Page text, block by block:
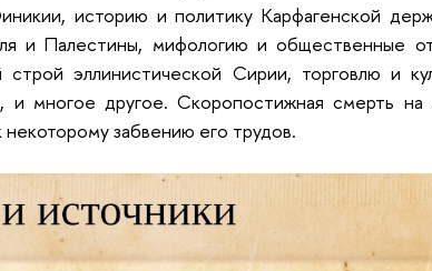
историю и политику Карфагенской
и Палестины, мифологию и общественные
эллинистической Сирии, торговлю и
и многое другое. Скоропостижная смерть на
некоторому забвению его трудов.